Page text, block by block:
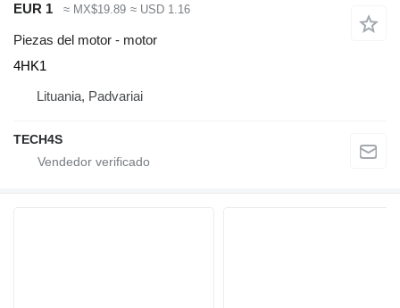
EUR 1 ≈ MX$19.89 ≈ USD 1.16
Piezas del motor - motor
4HK1
Lituania, Padvariai
TECH4S